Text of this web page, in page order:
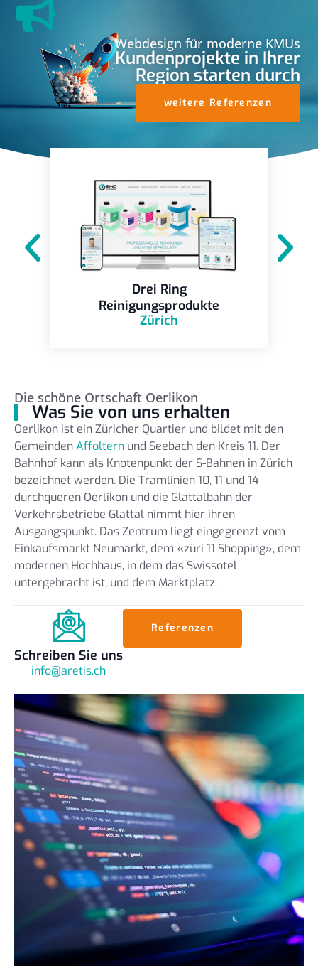
Webdesign für moderne KMUs
Kundenprojekte in Ihrer
Region starten durch
weitere Referenzen
Drei Ring
Reinigungsprodukte
Zürich
Die schöne Ortschaft Oerlikon
Was Sie von uns erhalten
Oerlikon ist ein Züricher Quartier und bildet mit den
GemeindenAffoltern und Seebach den Kreis 11. Der
Bahnhof kann als Knotenpunkt der S-Bahnen in Zürich
bezeichnet werden. Die Tramlinien 10, 11 und 14
durchqueren Oerlikon und die Glattalbahn der
Verkehrsbetriebe Glattal nimmt hier ihren
Ausgangspunkt. Das Zentrum liegt eingegrenzt vom
Einkaufsmarkt Neumarkt, dem «züri 11 Shopping», dem
modernen Hochhaus, in dem das Swissotel
untergebracht ist, und dem Marktplatz.
Schreiben Sie uns
info@aretis.ch
Referenzen